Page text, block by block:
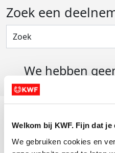
Welkom bij KWF. Fijn dat
We gebruiken cookies en
Zoek een
We hebben
Actiematerialen
Evenementen